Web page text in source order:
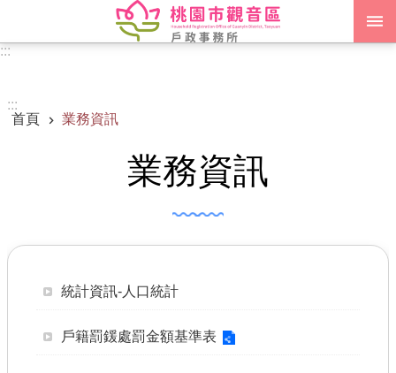
跳到主要內容區塊
業務資訊
便民服務
:::
:::
首頁
業務資訊
業務資訊
統計資訊-人口統計
戶籍罰鍰處罰金額基準表